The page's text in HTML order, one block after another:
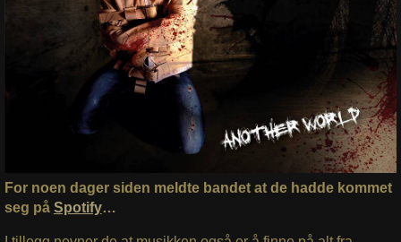
For noen dager siden meldte bandet at de hadde kommet
seg på Spotify…